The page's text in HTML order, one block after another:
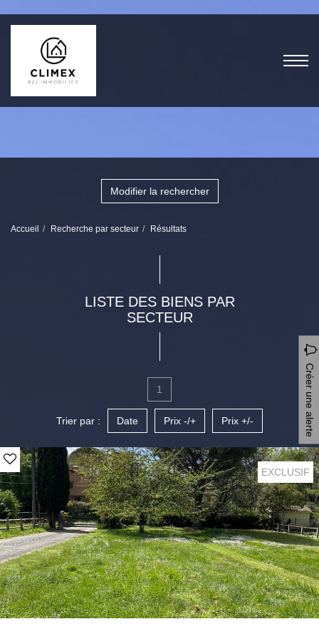
Modifier la rechercher
Accueil Recherche par secteur Résultats
LISTE DES BIENS PAR
SECTEUR
Créer une alerte
1
Trier par : Date Prix -/+ Prix +/-
EXCLUSIF